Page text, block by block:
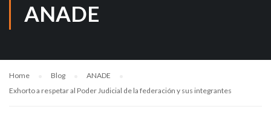
ANADE
Home Blog
ANADE
Exhorto a respetar al Poder Judicial de la federación y sus integrantes